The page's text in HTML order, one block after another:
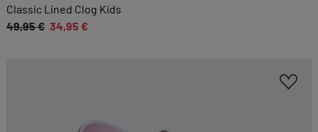
Classic Lined Clog Kids
49,95 € 34,95 €